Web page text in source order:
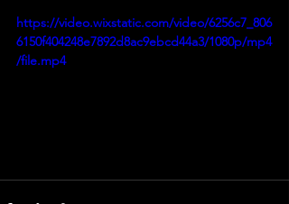
https://video.wixstatic.com/video/6256c7_806
6150f404248e7892d8ac9ebcd44a3/1080p/mp4
/file.mp4